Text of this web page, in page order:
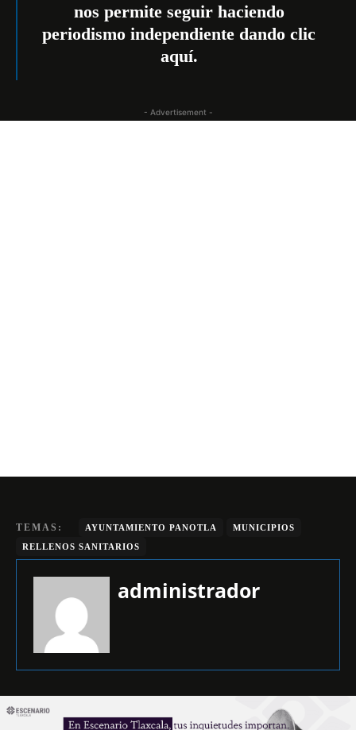
nos permite seguir haciendo
periodismo independiente dando clic
aquí.
- Advertisement -
TEMAS: AYUNTAMIENTO PANOTLA
MUNICIPIOS
RELLENOS SANITARIOS
administrador